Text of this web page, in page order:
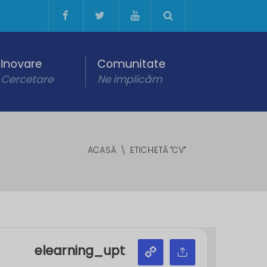
Inovare
Cercetare
Comunitate
Ne implicăm
ACASĂ ETICHETĂ "CV"
elearning_upt